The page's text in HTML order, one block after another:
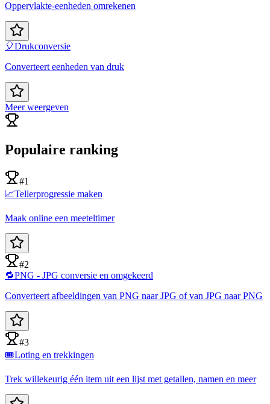
Oppervlakte-eenheden omrekenen
🎈Drukconversie
Converteert eenheden van druk
Meer weergeven
Populaire ranking
#1
📈Tellerprogressie maken
Maak online een meeteltimer
#2
🔁PNG - JPG conversie en omgekeerd
Converteert afbeeldingen van PNG naar JPG of van JPG naar PNG
#3
🎟️Loting en trekkingen
Trek willekeurig één item uit een lijst met getallen, namen en meer